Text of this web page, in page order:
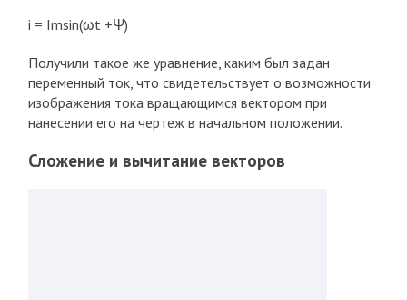
i = Imsin(ωt +Ψ)
Получили такое же уравнение, каким был задан
переменный ток, что свидетельствует о возможности
изображения тока вращающимся вектором при
нанесении его на чертеж в начальном положении.
Сложение и вычитание векторов